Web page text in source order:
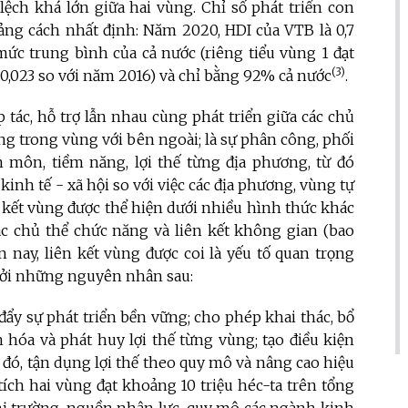
khá lớn giữa hai vùng. Chỉ số phát triển con
cách nhất định: Năm 2020, HDI của VTB là 0,7
trung bình của cả nước (riêng tiểu vùng 1 đạt
so với năm 2016) và chỉ bằng 92% cả nước(3).
hỗ trợ lẫn nhau cùng phát triển giữa các chủ
trong vùng với bên ngoài; là sự phân công, phối
tiềm năng, lợi thế từng địa phương, từ đó
tế - xã hội so với việc các địa phương, vùng tự
vùng được thể hiện dưới nhiều hình thức khác
chủ thể chức năng và liên kết không gian (bao
nay, liên kết vùng được coi là yếu tố quan trọng
những nguyên nhân sau:
sự phát triển bền vững; cho phép khai thác, bổ
và phát huy lợi thế từng vùng; tạo điều kiện
tận dụng lợi thế theo quy mô và nâng cao hiệu
hai vùng đạt khoảng 10 triệu héc-ta trên tổng